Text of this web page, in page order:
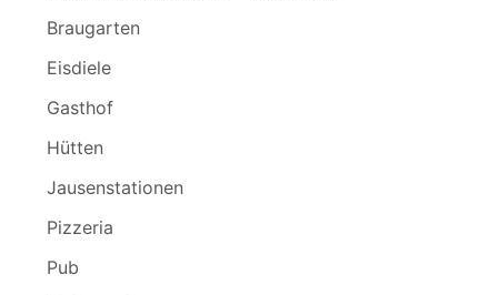
Braugarten
Eisdiele
Gasthof
Hütten
Jausenstationen
Pizzeria
Pub